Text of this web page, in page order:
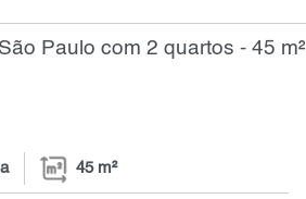
Paulo com 2 quartos - 45 m²
45 m²